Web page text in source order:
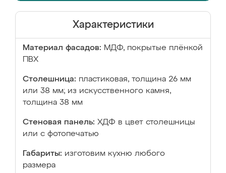
Характеристики
Материал фасадов: МДФ, покрытые плёнкой
ПВХ
Столешница: пластиковая, толщина 26 мм
или 38 мм; из искусственного камня,
толщина 38 мм
Стеновая панель: ХДФ в цвет столешницы
или с фотопечатью
Габариты: изготовим кухню любого
размера